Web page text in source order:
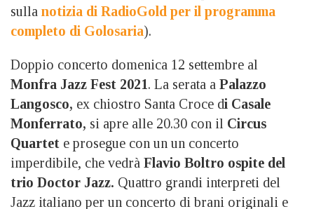
sulla notizia di RadioGold per il programma
completo di Golosaria).
Doppio concerto domenica 12 settembre al
Monfra Jazz Fest 2021. La serata a Palazzo
Langosco, ex chiostro Santa Croce di Casale
Monferrato, si apre alle 20.30 con il Circus
Quartet e prosegue con un un concerto
imperdibile, che vedrà Flavio Boltro ospite del
trio Doctor Jazz. Quattro grandi interpreti del
Jazz italiano per un concerto di brani originali e